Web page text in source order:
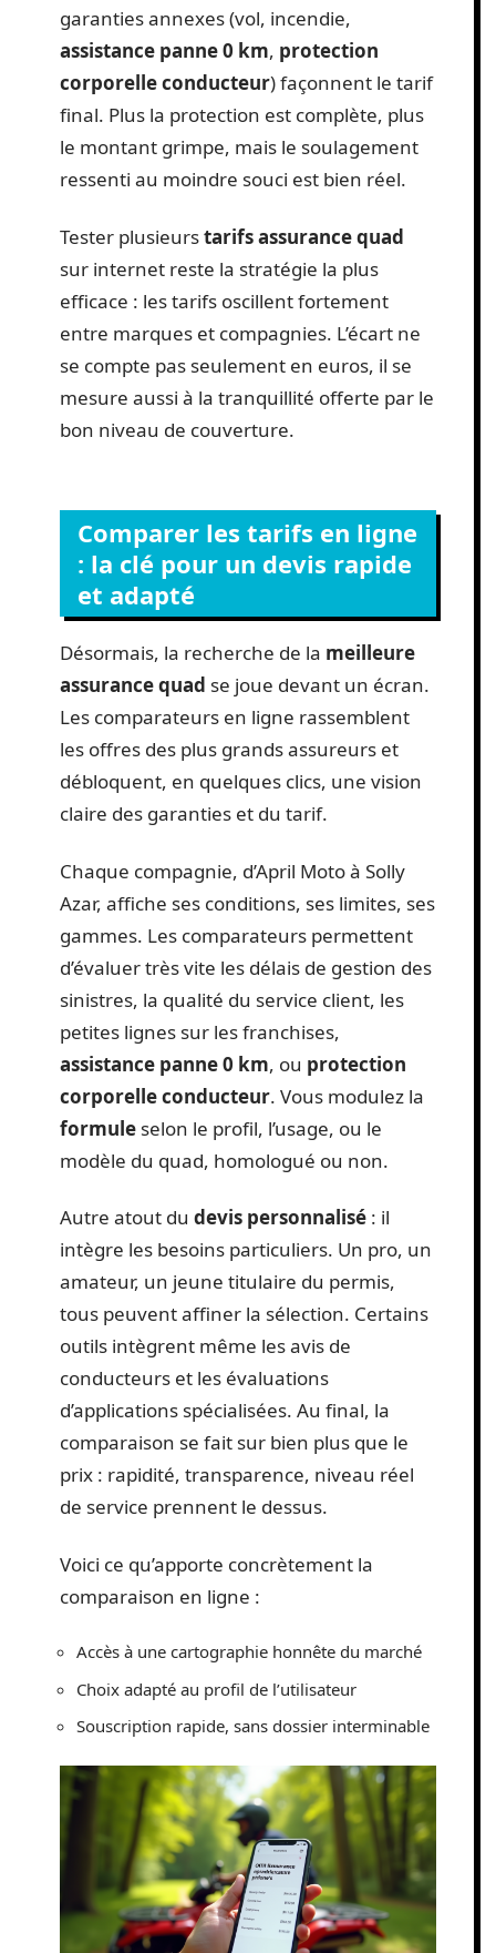
garanties annexes (vol, incendie,
assistance panne 0 km, protection
corporelle conducteur) façonnent le tarif
final. Plus la protection est complète, plus
le montant grimpe, mais le soulagement
ressenti au moindre souci est bien réel.
Tester plusieurstarifs assurance quad
sur internet reste la stratégie la plus
efficace : les tarifs oscillent fortement
entre marques et compagnies. L’écart ne
se compte pas seulement en euros, il se
mesure aussi à la tranquillité offerte par le
bon niveau de couverture.
Comparer les tarifs en ligne
: la clé pour un devis rapide
et adapté
Désormais, la recherche de la meilleure
assurance quad se joue devant un écran.
Les comparateurs en ligne rassemblent
les offres des plus grands assureurs et
débloquent, en quelques clics, une vision
claire des garanties et du tarif.
Chaque compagnie, d’April Moto à Solly
Azar, affiche ses conditions, ses limites, ses
gammes. Les comparateurs permettent
d’évaluer très vite les délais de gestion des
sinistres, la qualité du service client, les
petites lignes sur les franchises,
assistance panne 0 km, ou protection
corporelle conducteur. Vous modulez la
formule selon le profil, l’usage, ou le
modèle du quad, homologué ou non.
Autre atout du devis personnalisé : il
intègre les besoins particuliers. Un pro, un
amateur, un jeune titulaire du permis,
tous peuvent affiner la sélection. Certains
outils intègrent même les avis de
conducteurs et les évaluations
d’applications spécialisées. Au final, la
comparaison se fait sur bien plus que le
prix : rapidité, transparence, niveau réel
de service prennent le dessus.
Voici ce qu’apporte concrètement la
comparaison en ligne :
Accès à une cartographie honnête du marché
Choix adapté au profil de l’utilisateur
Souscription rapide, sans dossier interminable